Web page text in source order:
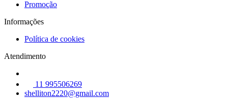
Promoção
Informações
Política de cookies
Atendimento
11 995506269
shelliton2220@gmail.com